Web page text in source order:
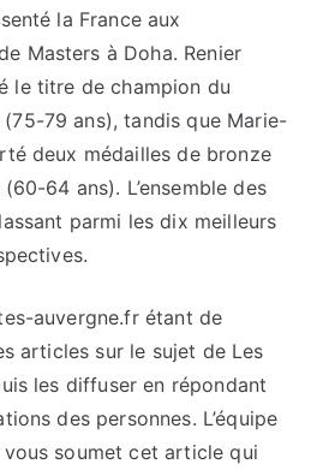
la France aux
Masters à Doha. Renier
le titre de champion du
79 ans), tandis que Marie-
deux médailles de bronze
64 ans). L’ensemble des
parmi les dix meilleurs
auvergne.fr étant de
articles sur le sujet de Les
les diffuser en répondant
des personnes. L’équipe
soumet cet article qui